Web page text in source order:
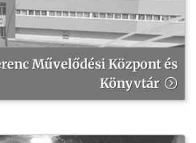
Művelődési Központ és
Könyvtár